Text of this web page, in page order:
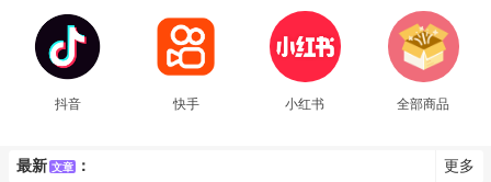
抖音 快手 小红书 全部商品
最新 文章 ： 更多